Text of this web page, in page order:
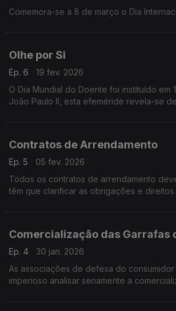
Comemora-se a 8 de março o Dia
Olhe por Si
Ep. 6
19 fev. 2026
O Dia Mundial do Doente foi instituído em 1992, pelo Papa
João Paulo II, esta efeméride revela-se
Contratos de Arrendamento
Ep. 5
05 fev. 2026
Todos os contratos de arrendamento
têm que clarificar as obrigações e
Comercialização das Garrafas
Ep. 4
30 jan. 2026
As associações de defesa do
imperioso analisar seriamente a